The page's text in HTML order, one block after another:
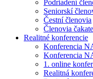
Podriadení
Seniorskí
Čestní členovia
Členovia
Realitné konferencie
Konferencia
Konferencia
1. online
Realitná